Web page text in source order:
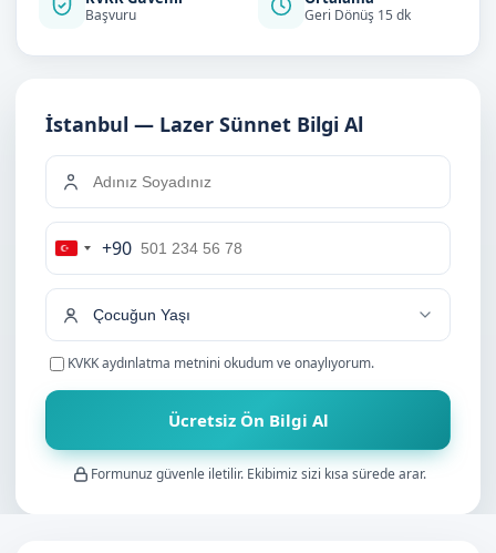
Başvuru Geri Dönüş 15 dk
İstanbul — Lazer Sünnet Bilgi Al
Turkey
+90
+90
KVKK aydınlatma metnini okudum ve onaylıyorum.
Ücretsiz Ön Bilgi Al
Formunuz güvenle iletilir. Ekibimiz sizi kısa sürede arar.